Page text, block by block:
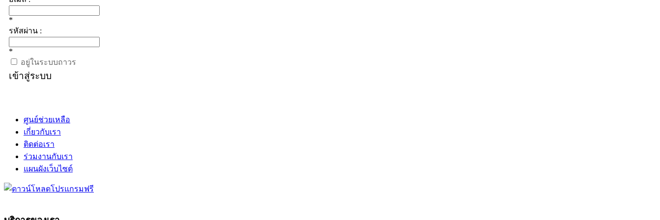
*
รหัสผ่าน :
*
อยู่ในระบบถาวร
เข้าสู่ระบบ
ศูนย์ช่วยเหลือ
เกี่ยวกับเรา
ติดต่อเรา
ร่วมงานกับเรา
แผนผังเว็บไซต์